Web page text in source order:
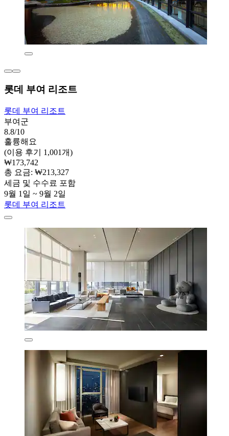
롯데 부여 리조트
롯데 부여 리조트
부여군
8.8/10
훌륭해요
(이용 후기 1,001개)
₩173,742
총 요금: ₩213,327
세금 및 수수료 포함
9월 1일 ~ 9월 2일
롯데 부여 리조트